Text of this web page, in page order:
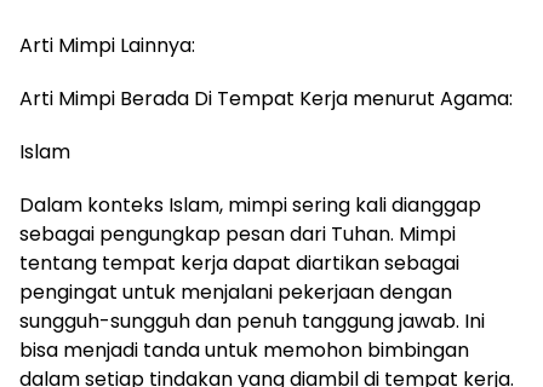
Arti Mimpi Lainnya:
Arti Mimpi Berada Di Tempat Kerja menurut Agama:
Islam
Dalam konteks Islam, mimpi sering kali dianggap
sebagai pengungkap pesan dari Tuhan. Mimpi
tentang tempat kerja dapat diartikan sebagai
pengingat untuk menjalani pekerjaan dengan
sungguh-sungguh dan penuh tanggung jawab. Ini
bisa menjadi tanda untuk memohon bimbingan
dalam setiap tindakan yang diambil di tempat kerja.